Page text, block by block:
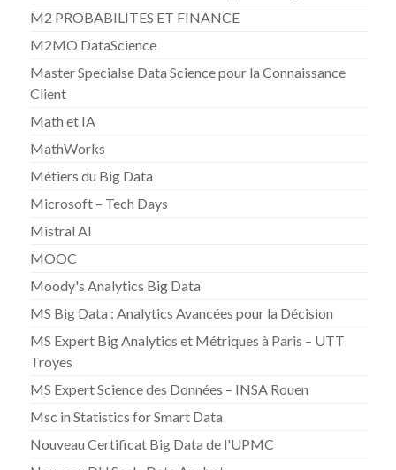
M2 PROBABILITES ET FINANCE
M2MO DataScience
Master Specialse Data Science pour la Connaissance
Client
Math et IA
MathWorks
Métiers du Big Data
Microsoft – Tech Days
Mistral AI
MOOC
Moody's Analytics Big Data
MS Big Data : Analytics Avancées pour la Décision
MS Expert Big Analytics et Métriques à Paris – UTT
Troyes
MS Expert Science des Données – INSA Rouen
Msc in Statistics for Smart Data
Nouveau Certificat Big Data de l'UPMC